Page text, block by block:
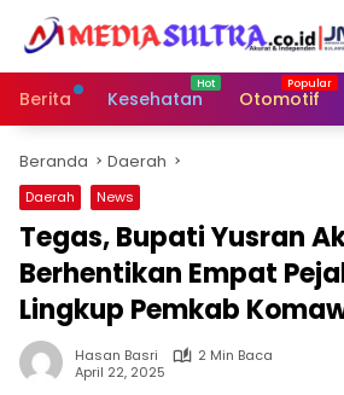
Langsung
konten
Berita
Kesehatan Otomotif
Beranda Daerah
Daerah News
Tegas, Bupati Yusran
Berhentikan Empat
Lingkup Pemkab
Hasan Basri
2 Min Baca
April 22, 2025